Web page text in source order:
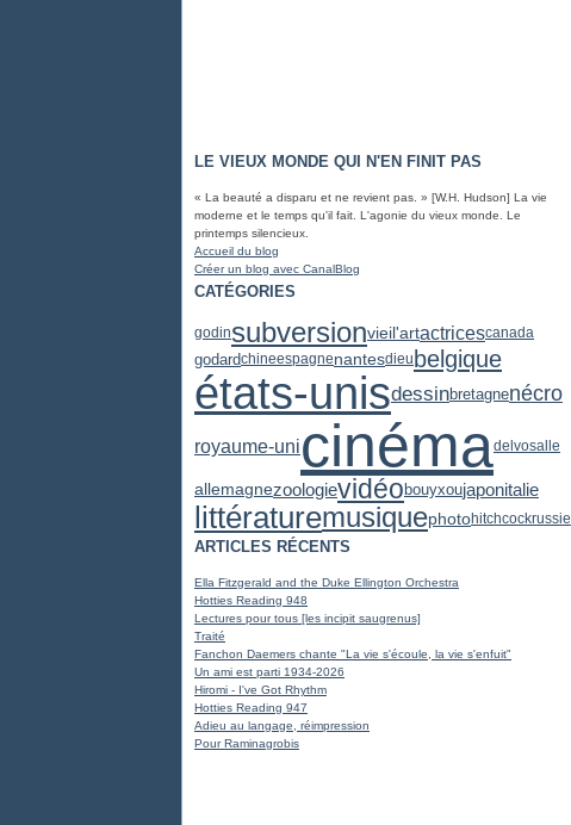
LE VIEUX MONDE QUI N'EN FINIT PAS
« La beauté a disparu et ne revient pas. » [W.H. Hudson] La vie
moderne et le temps qu'il fait. L'agonie du vieux monde. Le
printemps silencieux.
Accueil du blog
Créer un blog avec CanalBlog
CATÉGORIES
godinsubversionvieil'artactricescanada
godardchineespagnenantesdieu belgique
états-unisdessinbretagnenécro
royaume-unicinémadelvosalle
allemagnezoologievidéo bouyxoujaponitalie
littératuremusiquephotohitchcockrussie
ARTICLES RÉCENTS
Ella Fitzgerald and the Duke Ellington Orchestra
Hotties Reading 948
Lectures pour tous [les incipit saugrenus]
Traité
Fanchon Daemers chante "La vie s'écoule, la vie s'enfuit"
Un ami est parti 1934-2026
Hiromi - I've Got Rhythm
Hotties Reading 947
Adieu au langage, réimpression
Pour Raminagrobis